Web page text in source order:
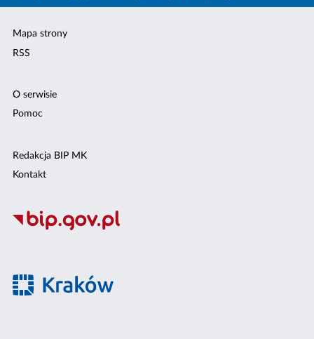
Mapa strony
RSS
O serwisie
Pomoc
Redakcja BIP MK
Kontakt